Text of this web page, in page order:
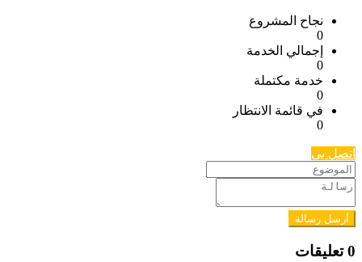
نجاح المشروع
0
إجمالي الخدمة
0
خدمة مكتملة
0
في قائمة الانتظار
0
اتصل بي
أرسل رسالة
0 تعليقات